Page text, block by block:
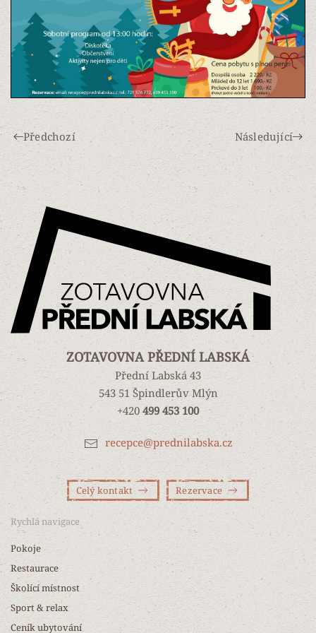
Předchozí Následující
ZOTAVOVNA PŘEDNÍ LABSKÁ
Přední Labská 43
543 51 Špindlerův Mlýn
+420 499 453 100
recepce@prednilabska.cz
Celý kontakt Rezervace
Rychlá navigace
Pokoje
Restaurace
Školící místnost
Sport & relax
Ceník ubytování